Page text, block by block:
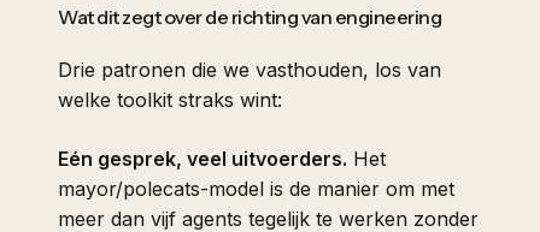
Wat dit zegt over de richting van engineering
Drie patronen die we vasthouden, los van
welke toolkit straks wint:
Eén gesprek, veel uitvoerders. Het
mayor/polecats-model is de manier om met
meer dan vijf agents tegelijk te werken zonder